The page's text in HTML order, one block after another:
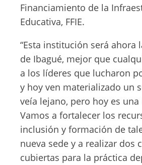
Financiamiento de la
Educativa, FFIE.
“Esta institución será ahora
de Ibagué, mejor que
a los líderes que lucharon
y hoy ven materializado un
veía lejano, pero hoy es
Vamos a fortalecer los
inclusión y formación de
nueva sede y a realizar dos
cubiertas para la práctica